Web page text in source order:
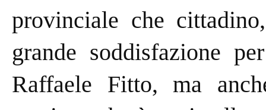
provinciale che
grande soddisfazione
Raffaele Fitto, ma